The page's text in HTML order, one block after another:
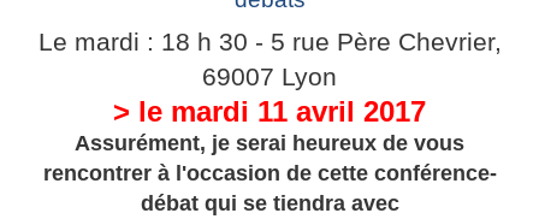
Le mardi : 18 h 30 - 5 rue Père Chevrier,
69007 Lyon
> le mardi 11 avril 2017
Assurément, je serai heureux de vous
rencontrer à l'occasion de cette conférence-
débat qui se tiendra avec